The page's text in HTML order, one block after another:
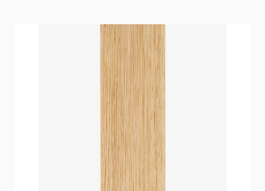
Unsere neuen und verbesserten hairtalk Standard
Tape Extensions bieten denselben diskreten Look
mit optimierter Leistung und höherer Haltbarkeit.
załóż konto aby zakupić ten artykuł.